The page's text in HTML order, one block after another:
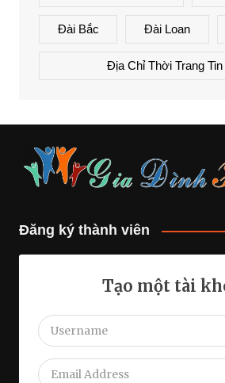
Đài Bắc Đài Loan
Địa Chỉ Thời Trang
Đăng ký thành viên
Tạo một tài